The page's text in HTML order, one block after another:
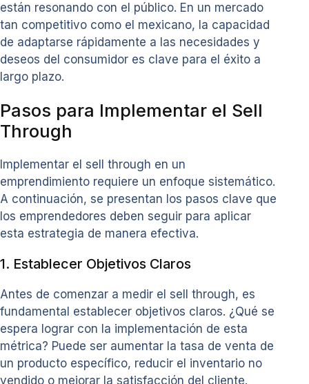
están resonando con el público. En un mercado
tan competitivo como el mexicano, la capacidad
de adaptarse rápidamente a las necesidades y
deseos del consumidor es clave para el éxito a
largo plazo.
Pasos para Implementar el Sell
Through
Implementar el sell through en un
emprendimiento requiere un enfoque sistemático.
A continuación, se presentan los pasos clave que
los emprendedores deben seguir para aplicar
esta estrategia de manera efectiva.
1. Establecer Objetivos Claros
Antes de comenzar a medir el sell through, es
fundamental establecer objetivos claros. ¿Qué se
espera lograr con la implementación de esta
métrica? Puede ser aumentar la tasa de venta de
un producto específico, reducir el inventario no
vendido o mejorar la satisfacción del cliente.